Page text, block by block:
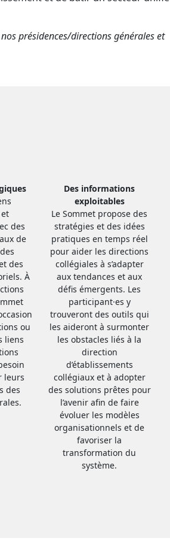
présidences/directions générales et
des
de
des
À
ou
liens
leurs
des
Des informations
exploitables
Le Sommet propose des
stratégies et des idées
pratiques en temps réel
pour aider les directions
collégiales à s’adapter
aux tendances et aux
défis émergents. Les
participant·es y
trouveront des outils qui
les aideront à surmonter
les obstacles liés à la
direction
d’établissements
collégiaux et à adopter
des solutions prêtes pour
l’avenir afin de faire
évoluer les modèles
organisationnels et de
favoriser la
transformation du
système.